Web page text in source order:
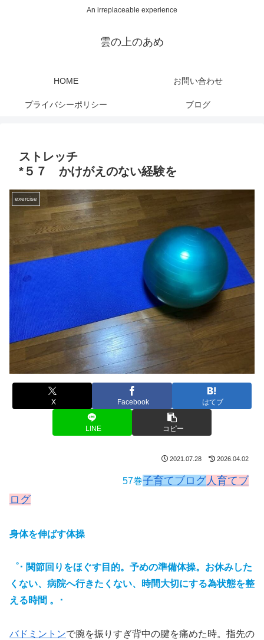
An irreplaceable experience
雲の上のあめ
HOME お問い合わせ
プライバシーポリシー ブログ
ストレッチ
*５７ かけがえのない経験を
exercise
X Facebook はてブ
LINE コピー
2021.07.28 2026.04.02
57巻子育てブログ 人育てブ
ログ
身体を伸ばす体操
゜･ 関節回りをほぐす目的。予めの準備体操。お休みした
くない、病院へ行きたくない、時間大切にする為状態を整
える時間 。･
バドミントンで腕を振りすぎ背中の腱を痛めた時。指先の